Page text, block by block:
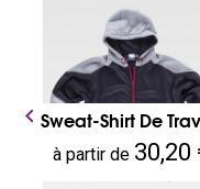
Sweat-Shirt De
Prix
à partir de 30,20
